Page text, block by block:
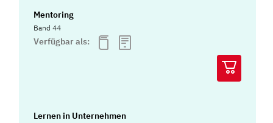
Mentoring
Band 44
Verfügbar als:
Lernen in Unternehmen